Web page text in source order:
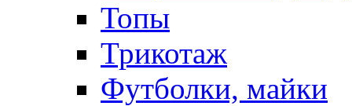
Топы
Трикотаж
Футболки, майки